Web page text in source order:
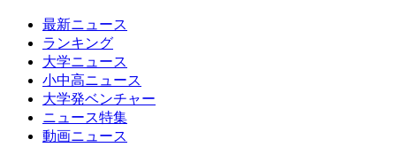
最新ニュース
ランキング
大学ニュース
小中高ニュース
大学発ベンチャー
ニュース特集
動画ニュース